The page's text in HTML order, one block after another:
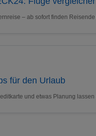
– ab sofort finden
für den Urlaub
und etwas Planung